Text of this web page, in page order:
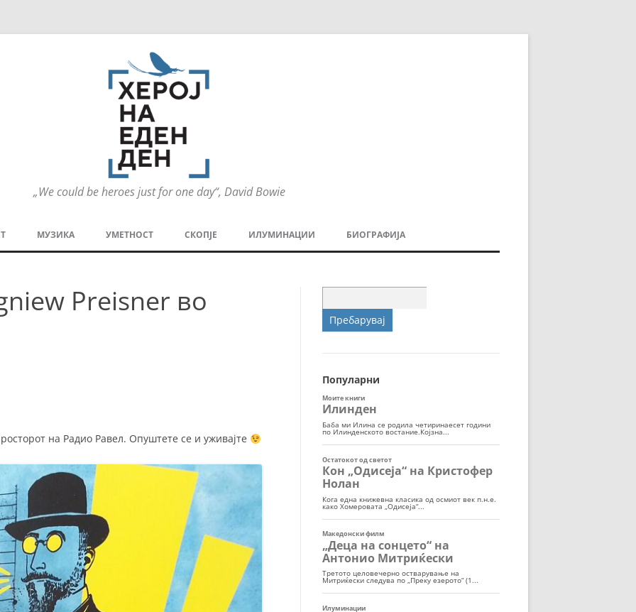
„We could be heroes just for one day“, David Bowie
содржината
МУЗИКА УМЕТНОСТ СКОПЈЕ ИЛУМИНАЦИИ
СПОРТ
БИОГРАФИЈА
Preisner во
на Радио Равел. Опуштете се и уживајте
за:
Популарни